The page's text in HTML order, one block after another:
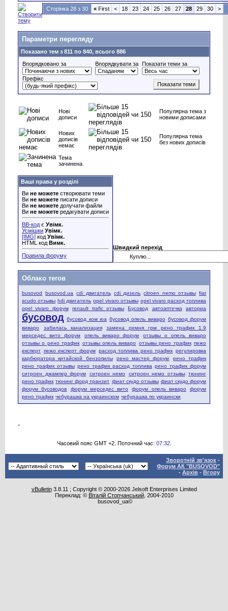
Сторінка 28 з 30 « First < 18 23 24 25 26 27 28 29 30 >
Параметри перегляду
Показано тем з 811 по 840, всього 886
Впорядковано за
Впорядкувати за Показати теми за
Префікс
Нові
дописи
Популярна тема з
новими дописами
Нових
дописів
немає
Популярна тема
без нових дописів
Тема
зачинена
Ваші права у розділі
Ви не можете створювати теми
Ви не можете писати дописи
Ви не можете долучати файли
Ви не можете редагувати дописи
BB-код є Увімк.
Усмішки Увімк.
[IMG] код Увімк.
HTML код Вимк.
Правила форуму
Швидкий перехід
Облако тегов
busovod busovod.ua cdi двигатель cdi дизель citroen nemo отзывы fiat
scudo отзывы hdi двигатель opel vivaro отзывы opel vivaro расход топлива
opel vivaro форум
renault trafic отзывы Бусовод автоаптечка авториа
бусовод бусовод ком юа бусовод опель виваро бусовод форум
виваро
забилась канализация
замена ремня грм рено трафик 1.9
мерседес вито форум
опель виваро форум
отзывы о опель виваро
отзывы о рено трафик отзывы опель виваро отзывы рено трафик пежо
експерт пежо експерт форум расход топлива рено трафик регулировка
карбюратора китайской бензопилы
рено мастер форум
рено трафик
рено трафик отзывы рено трафик расход топлива рено трафик форум
ситроен джампер форум
ситроен немо ситроен немо отзывы тюнинг
рено трафик тюнинг форд транзит фиат скудо отзывы фиат скудо форум
форум бусоводов
форум мерседес вито форум опель виваро
форум
рено трафик чебурашка на украинском чебурашка по украински
Часовий пояс GMT +2. Поточний час: 07:32.
Зворотній зв'язок -
Форум АК "BUSOVOD"
- Архів - Вгору
vBulletin3.8.11 ; Copyright © 2000-2026 Jelsoft Enterprises Limited
Переклад: © Віталій Стопчанський, 2004-2010
busovod_ua©